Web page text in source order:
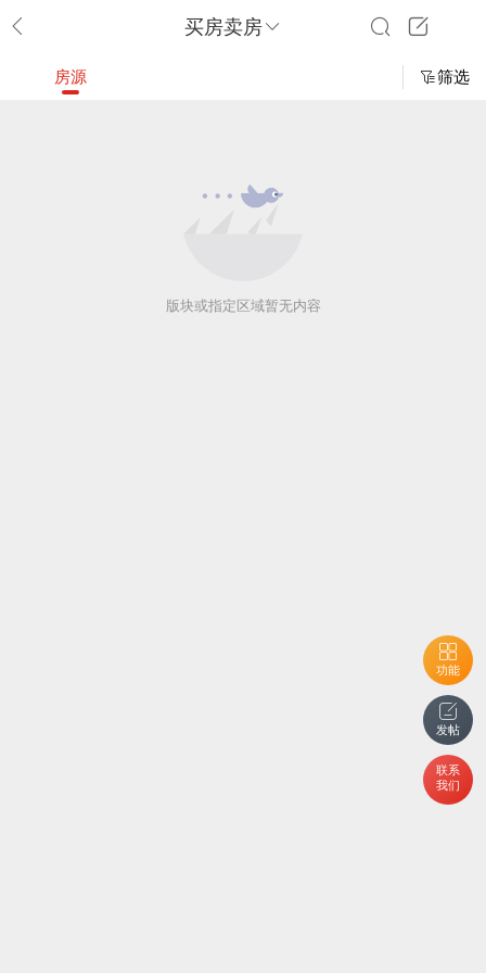
买房卖房
功能
发帖
联系
我们
房源 筛选
版块或指定区域暂无内容